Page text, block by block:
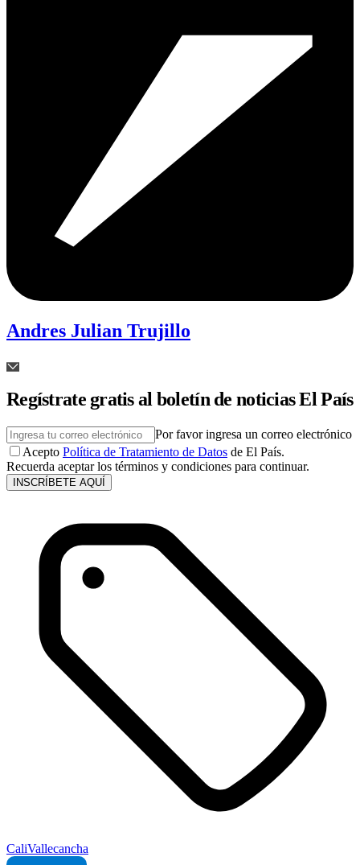
Andres Julian Trujillo
Regístrate gratis al boletín de noticias El País
Por favor ingresa un correo electrónico
Acepto Política de Tratamiento de Datos de El País.
Recuerda aceptar los términos y condiciones para continuar.
INSCRÍBETE AQUÍ
CaliVallecancha